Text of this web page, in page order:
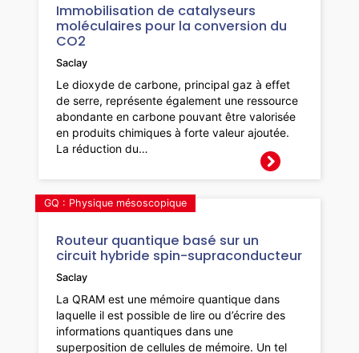
Immobilisation de catalyseurs
moléculaires pour la conversion du
CO2
Saclay
Le dioxyde de carbone, principal gaz à effet
de serre, représente également une ressource
abondante en carbone pouvant être valorisée
en produits chimiques à forte valeur ajoutée.
La réduction du…
Routeur quantique basé sur un
circuit hybride spin-supraconducteur
GQ : Physique mésoscopique
Saclay
La QRAM est une mémoire quantique dans
laquelle il est possible de lire ou d’écrire des
informations quantiques dans une
superposition de cellules de mémoire. Un tel